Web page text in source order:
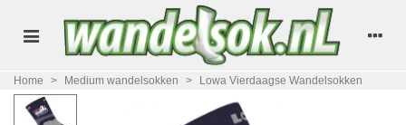
Home > Medium wandelsokken > Lowa Vierdaagse Wandelsokken